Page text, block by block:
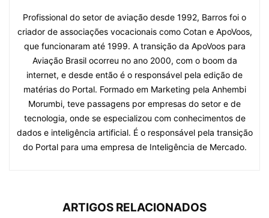
Profissional do setor de aviação desde 1992, Barros foi o
criador de associações vocacionais como Cotan e ApoVoos,
que funcionaram até 1999. A transição da ApoVoos para
Aviação Brasil ocorreu no ano 2000, com o boom da
internet, e desde então é o responsável pela edição de
matérias do Portal. Formado em Marketing pela Anhembi
Morumbi, teve passagens por empresas do setor e de
tecnologia, onde se especializou com conhecimentos de
dados e inteligência artificial. É o responsável pela transição
do Portal para uma empresa de Inteligência de Mercado.
ARTIGOS RELACIONADOS